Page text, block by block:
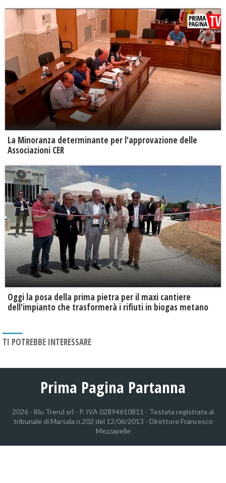
La Minoranza determinante per l'approvazione delle
Associazioni CER
Oggi la posa della prima pietra per il maxi cantiere
dell'impianto che trasformerà i rifiuti in biogas metano
TI POTREBBE INTERESSARE
Prima Pagina Partanna
2026 - Blu Trend srl - P. IVA 02894610811 - Testata registrata al
tribunale di Marsala n.202 del 12/06/2013 - Direttore Francesco
Mezzapelle